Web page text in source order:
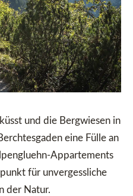
und die Bergwiesen in
eine Fülle an
Appartements
für unvergessliche
der Natur.